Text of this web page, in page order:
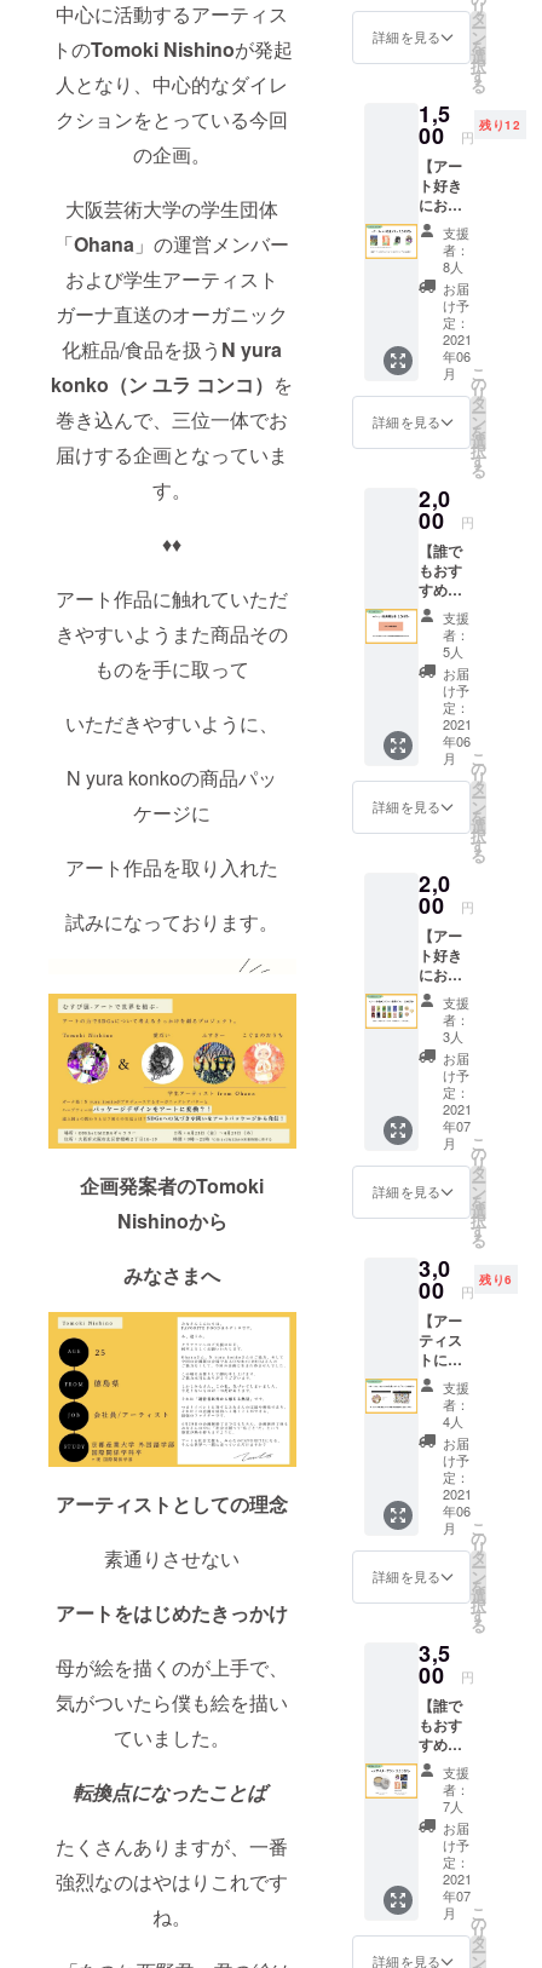
中心に活動するアーティス
トのTomoki Nishinoが発起
人となり、中心的なダイレ
クションをとっている今回
の企画。
大阪芸術大学の学生団体
「Ohana 」の運営メンバー
および学生アーティスト
ガーナ直送のオーガニック
化粧品/食品を扱う N yura
konko（ン ユラ コンコ） を
巻き込んで、三位一体でお
届けする企画となっていま
す。
♦︎♦︎
アート作品に触れていただ
きやすいようまた商品その
ものを手に取って
いただきやすいように、
N yura konkoの商品パッ
ケージに
アート作品を取り入れた
試みになっております。
企画発案者のTomoki
Nishinoから
みなさまへ
アーティストとしての理念
素通りさせない
アートをはじめたきっかけ
母が絵を描くのが上手で、
気がついたら僕も絵を描い
ていました。
転換点になったことば
たくさんありますが、一番
強烈なのはやはりこれです
ね。
四回京都学
生美術部連
盟作品展で
ジャパン賞
を受賞
2018年：個
展「Around
the face」@
京都
2019年：個
展「ひと、
もよう」@
京都
2020年：個
Signs-廻り巡
展-」@大阪
普段はサラ
リーマンだ
が、その傍
らライフ
ワークとし
て芸術に身
を捧げる。
華道や居合
道など、武
芸の道にも
精進するな
ど、絵・
合芸術家を
目指す。
ティス
トか
ら、
メッ
付きポ
スト
カード
デザイ
ンを
「デー
タ」で
お届け
させて
いただ
きま
す。 ＊
こちら
はポス
トカー
ドが
「デー
ンで
す。 ポ
スト
カード
として
届くプ
ランは
別途設
けてお
ります
ので、
ポスト
カード
でご希
望の方
はそち
らをご
詳細を見る
リ
タ
ー
ン
を
選
択
す
る
1,5
00 円
残り12
【アー
ト好き
におす
すめ】
アー
ティス
ト応援
プラン
ご指定
いただ
いた
アー
ティス
トか
ら、
メッ
付きポ
スト
カード
デザイ
ンを
「ポス
トカー
ド」で
お届け
させて
いただ
きま
す。 ＊
こちら
はご指
定のご
住所に
して届
くプラ
ンで
す。
データ
として
届くプ
ランは
別途設
けてお
ります
ので、
データ
でご希
望の方
はそち
らをご
支援
者：
8人
お届
け予
定：
2021
年06
月
詳細を見る
こ
の
リ
タ
ー
ン
を
選
択
す
る
2,0
00 円
【誰で
もおす
すめ】
イベン
ト/クラ
ファン
の結果
を文書
で報告
イベン
トおよ
びクラ
ウド
ファン
ディン
グの結
レポー
トを文
書で
メール
送付さ
せてい
ただき
ます。
来場者
数はも
ちろ
ん、ク
ラファ
ンまで
のスケ
ジュー
ル、販
への経
済効果
など、
イベン
トの総
まとめ
情報と
なりま
す。 5
月内に
レポー
トをま
とめ、6
月中に
は送付
申し上
げま
支援
者：
5人
お届
け予
定：
2021
年06
月
詳細を見る
こ
の
リ
タ
ー
ン
を
選
択
す
る
2,0
00 円
【アー
ト好き
におす
すめ】
A3プリ
ントポ
スター
獲得プ
ラン ・
お好き
な作品
のアー
ト作品
のポス
ター1枚
（A3）
けさせ
ていた
だきま
す。 *サ
イン入
りです
が、額
なしと
なりま
す。シ
アバ
ター用
のパッ
ケージ
および
ハーブ
ティー
作品か
ら選択
いただ
けま
す。
支援
者：
3人
お届
け予
定：
2021
年07
月
詳細を見る
こ
の
リ
タ
ー
ン
を
選
択
す
る
3,0
00 円
残り6
【アー
ティス
トにお
すす
め】
アー
ティス
トはぜ
ひ持っ
ておき
たい
ポート
フォリ
オ（作
品）
Webサ
の、簡
単な構
築の仕
方をレ
ク
チャー
させて
いただ
きま
す。
コード
の書き
方など
専門的
な知識
がなく
ても作
支援
者：
4人
お届
け予
定：
2021
年06
月
詳細を見る
こ
の
リ
タ
ー
ン
を
選
択
す
る
3,5
00 円
【誰で
もおす
すめ】
シアバ
タープ
ラン ・
通常デ
ザイン
のシア
バター
(15g)を
お届け
させて
いただ
支援
者：
7人
お届
け予
定：
2021
年07
月
詳細を見る
こ
の
リ
タ
ー
ン